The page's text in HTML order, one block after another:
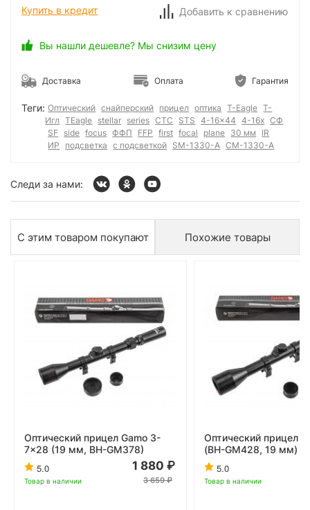
Купить в кредит
Добавить к сравнению
Вы нашли дешевле? Мы снизим цену
Доставка Оплата Гарантия
Теги: Оптический снайперский прицел оптика T-Eagle Т-
Игл
TEagle stellar series СТС STS 4-16x44 4-16x СФ
SF side focus ФФП FFP first focal plane 30 мм
IR
ИР
подсветка с подсветкой SM-1330-A СМ-1330-А
Следи за нами:
С этим товаром покупают Похожие товары
Оптический прицел Gamo 3-
7x28 (19 мм, BH-GM378)
5.0
Товар в наличии
1 880
3 659
Оптический прицел
(BH-GM428, 19 мм)
5.0
Товар в наличии